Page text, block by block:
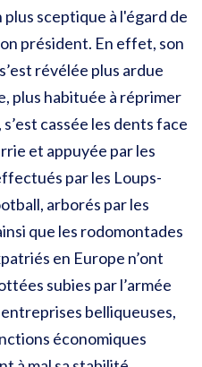
sceptique à l'égard de
président. En effet, son
révélée plus ardue
plus habituée à réprimer
cassée les dents face
et appuyée par les
par les Loups-
arborés par les
que les rodomontades
en Europe n’ont
subies par l’armée
belliqueuses,
économiques